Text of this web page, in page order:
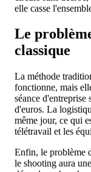
elle casse
Le
classique
La méthode
fonctionne, mais
séance
d'euros. La
même jour, ce qui
télétravail et les
Enfin, le problème
le shooting aura